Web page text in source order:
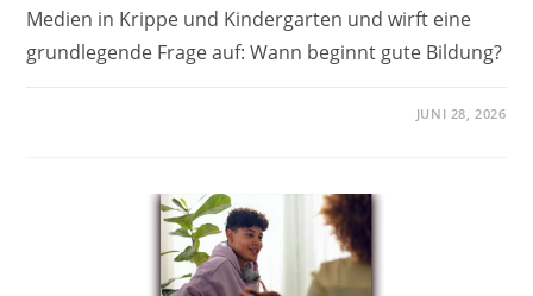
Medien in Krippe und Kindergarten und wirft eine
grundlegende Frage auf: Wann beginnt gute Bildung?
JUNI 28, 2026